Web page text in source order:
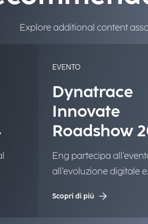
Explore additional content
EVENTO
Dynatrace
Innovate
Roadshow
Eng partecipa
all'evoluzione digitale e
Scopri di più